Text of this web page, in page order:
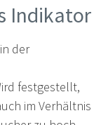
Indikator
der
festgestellt,
im Verhältnis